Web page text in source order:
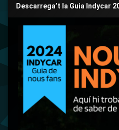
Descarrega’t la Guia Indycar